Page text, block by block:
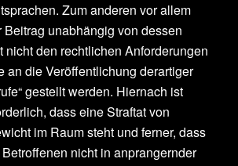
Zum anderen vor allem
unabhängig von dessen
nicht den rechtlichen Anforderungen
an die Veröffentlichung derartiger
gestellt werden. Hiernach ist
dass eine Straftat von
im Raum steht und ferner, dass
Betroffenen nicht in anprangernder